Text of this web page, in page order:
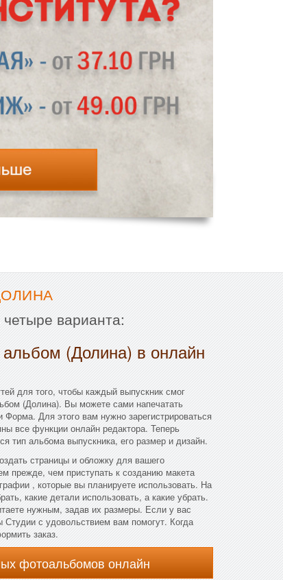
варианта:
альбом (Долина) в онлайн
для того, чтобы каждый выпускник смог
(Долина). Вы можете сами напечатать
Для этого вам нужно зарегистрироваться
все функции онлайн редактора. Теперь
тип альбома выпускника, его размер и дизайн.
страницы и обложку для вашего
прежде, чем приступать к созданию макета
, которые вы планируете использовать. На
какие детали использовать, а какие убрать.
нужным, задав их размеры. Если у вас
Студии с удовольствием вам помогут. Когда
заказ.
фотоальбомов онлайн